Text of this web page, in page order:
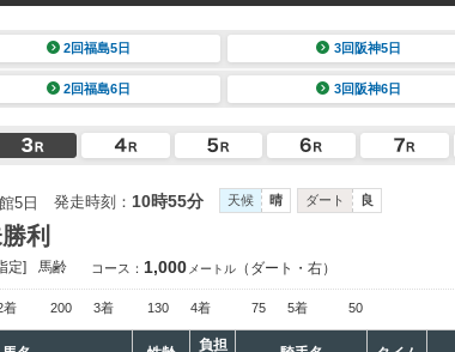
2回福島5日 3回阪神5日
2回福島6日 3回阪神6日
5日 発走時刻： 10時55分 天候 晴 ダート 良
利
定] 馬齢 コース： 1,000 メートル （ダート・右）
着 200 3着 130 4着 75 5着 50
負担